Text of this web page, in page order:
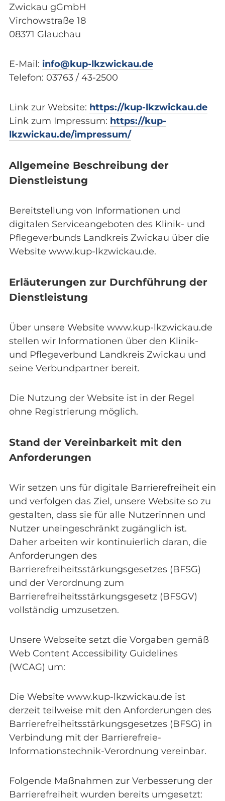
Zwickau gGmbH
Virchowstraße 18
08371 Glauchau
E-Mail: info@kup-lkzwickau.de
Telefon: 03763 / 43-2500
Link zur Website: https://kup-lkzwickau.de
Link zum Impressum: https://kup-
lkzwickau.de/impressum/
Allgemeine Beschreibung der
Dienstleistung
Bereitstellung von Informationen und
digitalen Serviceangeboten des Klinik- und
Pflegeverbunds Landkreis Zwickau über die
Website www.kup-lkzwickau.de.
Erläuterungen zur Durchführung der
Dienstleistung
Über unsere Website www.kup-lkzwickau.de
stellen wir Informationen über den Klinik-
und Pflegeverbund Landkreis Zwickau und
seine Verbundpartner bereit.
Die Nutzung der Website ist in der Regel
ohne Registrierung möglich.
Stand der Vereinbarkeit mit den
Anforderungen
Wir setzen uns für digitale Barrierefreiheit ein
und verfolgen das Ziel, unsere Website so zu
gestalten, dass sie für alle Nutzerinnen und
Nutzer uneingeschränkt zugänglich ist.
Daher arbeiten wir kontinuierlich daran, die
Anforderungen des
Barrierefreiheitsstärkungsgesetzes (BFSG)
und der Verordnung zum
Barrierefreiheitsstärkungsgesetz (BFSGV)
vollständig umzusetzen.
Unsere Webseite setzt die Vorgaben gemäß
Web Content Accessibility Guidelines
(WCAG) um:
Die Website www.kup-lkzwickau.de ist
derzeit teilweise mit den Anforderungen des
Barrierefreiheitsstärkungsgesetzes (BFSG) in
Verbindung mit der Barrierefreie-
Informationstechnik-Verordnung vereinbar.
Folgende Maßnahmen zur Verbesserung der
Barrierefreiheit wurden bereits umgesetzt: